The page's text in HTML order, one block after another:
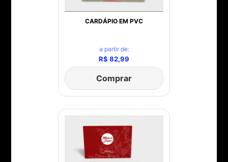
CARDÁPIO EM PVC
a partir de:
R$ 82,99
Comprar